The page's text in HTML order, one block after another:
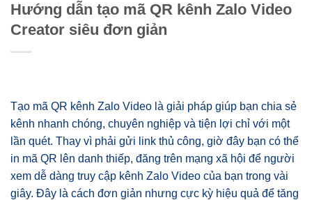
Hướng dẫn tạo mã QR kênh Zalo Video
Creator siêu đơn giản
Tạo mã QR kênh Zalo Video là giải pháp giúp bạn chia sẻ
kênh nhanh chóng, chuyên nghiệp và tiện lợi chỉ với một
lần quét. Thay vì phải gửi link thủ công, giờ đây bạn có thể
in mã QR lên danh thiếp, đăng trên mạng xã hội để người
xem dễ dàng truy cập kênh Zalo Video của bạn trong vài
giây. Đây là cách đơn giản nhưng cực kỳ hiệu quả để tăng